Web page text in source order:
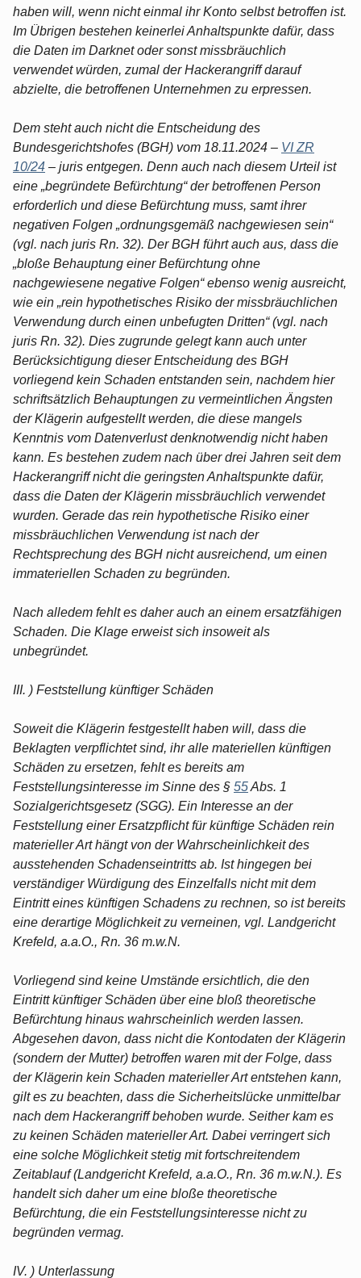
haben will, wenn nicht einmal ihr Konto selbst betroffen ist.
Im Übrigen bestehen keinerlei Anhaltspunkte dafür, dass
die Daten im Darknet oder sonst missbräuchlich
verwendet würden, zumal der Hackerangriff darauf
abzielte, die betroffenen Unternehmen zu erpressen.
Dem steht auch nicht die Entscheidung des
Bundesgerichtshofes (BGH) vom 18.11.2024 – VI ZR
10/24 – juris entgegen. Denn auch nach diesem Urteil ist
eine „begründete Befürchtung“ der betroffenen Person
erforderlich und diese Befürchtung muss, samt ihrer
negativen Folgen „ordnungsgemäß nachgewiesen sein“
(vgl. nach juris Rn. 32). Der BGH führt auch aus, dass die
„bloße Behauptung einer Befürchtung ohne
nachgewiesene negative Folgen“ ebenso wenig ausreicht,
wie ein „rein hypothetisches Risiko der missbräuchlichen
Verwendung durch einen unbefugten Dritten“ (vgl. nach
juris Rn. 32). Dies zugrunde gelegt kann auch unter
Berücksichtigung dieser Entscheidung des BGH
vorliegend kein Schaden entstanden sein, nachdem hier
schriftsätzlich Behauptungen zu vermeintlichen Ängsten
der Klägerin aufgestellt werden, die diese mangels
Kenntnis vom Datenverlust denknotwendig nicht haben
kann. Es bestehen zudem nach über drei Jahren seit dem
Hackerangriff nicht die geringsten Anhaltspunkte dafür,
dass die Daten der Klägerin missbräuchlich verwendet
wurden. Gerade das rein hypothetische Risiko einer
missbräuchlichen Verwendung ist nach der
Rechtsprechung des BGH nicht ausreichend, um einen
immateriellen Schaden zu begründen.
Nach alledem fehlt es daher auch an einem ersatzfähigen
Schaden. Die Klage erweist sich insoweit als
unbegründet.
III. ) Feststellung künftiger Schäden
Soweit die Klägerin festgestellt haben will, dass die
Beklagten verpflichtet sind, ihr alle materiellen künftigen
Schäden zu ersetzen, fehlt es bereits am
Feststellungsinteresse im Sinne des § 55Abs. 1
Sozialgerichtsgesetz (SGG). Ein Interesse an der
Feststellung einer Ersatzpflicht für künftige Schäden rein
materieller Art hängt von der Wahrscheinlichkeit des
ausstehenden Schadenseintritts ab. Ist hingegen bei
verständiger Würdigung des Einzelfalls nicht mit dem
Eintritt eines künftigen Schadens zu rechnen, so ist bereits
eine derartige Möglichkeit zu verneinen, vgl. Landgericht
Krefeld, a.a.O., Rn. 36 m.w.N.
Vorliegend sind keine Umstände ersichtlich, die den
Eintritt künftiger Schäden über eine bloß theoretische
Befürchtung hinaus wahrscheinlich werden lassen.
Abgesehen davon, dass nicht die Kontodaten der Klägerin
(sondern der Mutter) betroffen waren mit der Folge, dass
der Klägerin kein Schaden materieller Art entstehen kann,
gilt es zu beachten, dass die Sicherheitslücke unmittelbar
nach dem Hackerangriff behoben wurde. Seither kam es
zu keinen Schäden materieller Art. Dabei verringert sich
eine solche Möglichkeit stetig mit fortschreitendem
Zeitablauf (Landgericht Krefeld, a.a.O., Rn. 36 m.w.N.). Es
handelt sich daher um eine bloße theoretische
Befürchtung, die ein Feststellungsinteresse nicht zu
begründen vermag.
IV. ) Unterlassung